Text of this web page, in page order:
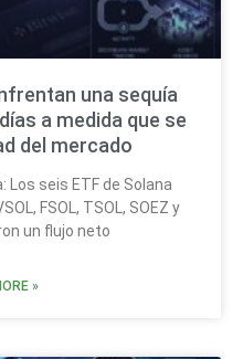
una sequía
a medida que se
del mercado
Los seis ETF de Solana
FSOL, TSOL, SOEZ y
un flujo neto
»